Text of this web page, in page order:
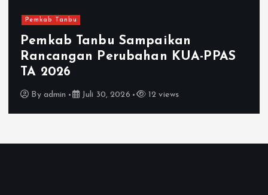
Pemkab Tanbu
Pemkab Tanbu Sampaikan
Rancangan Perubahan KUA-PPAS
TA 2026
By